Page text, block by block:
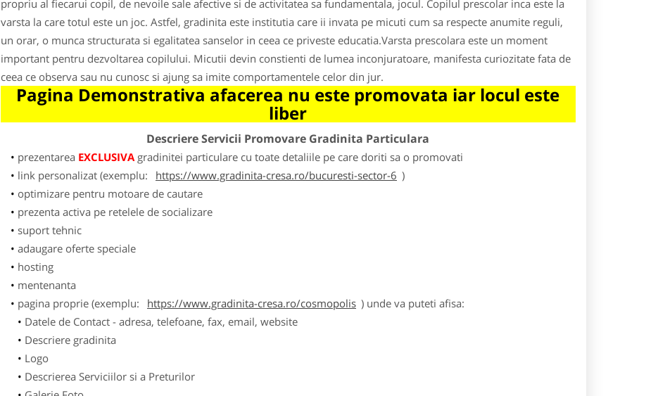
propriu al fiecarui copil, de nevoile sale afective si de activitatea sa fundamentala, jocul. Copilul prescolar inca este la
varsta la care totul este un joc. Astfel, gradinita este institutia care ii invata pe micuti cum sa respecte anumite reguli,
un orar, o munca structurata si egalitatea sanselor in ceea ce priveste educatia.Varsta prescolara este un moment
important pentru dezvoltarea copilului. Micutii devin constienti de lumea inconjuratoare, manifesta curiozitate fata de
ceea ce observa sau nu cunosc si ajung sa imite comportamentele celor din jur.
Pagina Demonstrativa afacerea nu este promovata iar locul este
liber
Descriere Servicii Promovare Gradinita Particulara
prezentarea EXCLUSIVAgradinitei particulare cu toate detaliile pe care doriti sa o promovati
link personalizat (exemplu:
https://www.gradinita-cresa.ro/bucuresti-sector-6 )
optimizare pentru motoare de cautare
prezenta activa pe retelele de socializare
suport tehnic
adaugare oferte speciale
hosting
mentenanta
pagina proprie (exemplu:
https://www.gradinita-cresa.ro/cosmopolis ) unde va puteti afisa:
Datele de Contact - adresa, telefoane, fax, email, website
Descriere gradinita
Logo
Descrierea Serviciilor si a Preturilor